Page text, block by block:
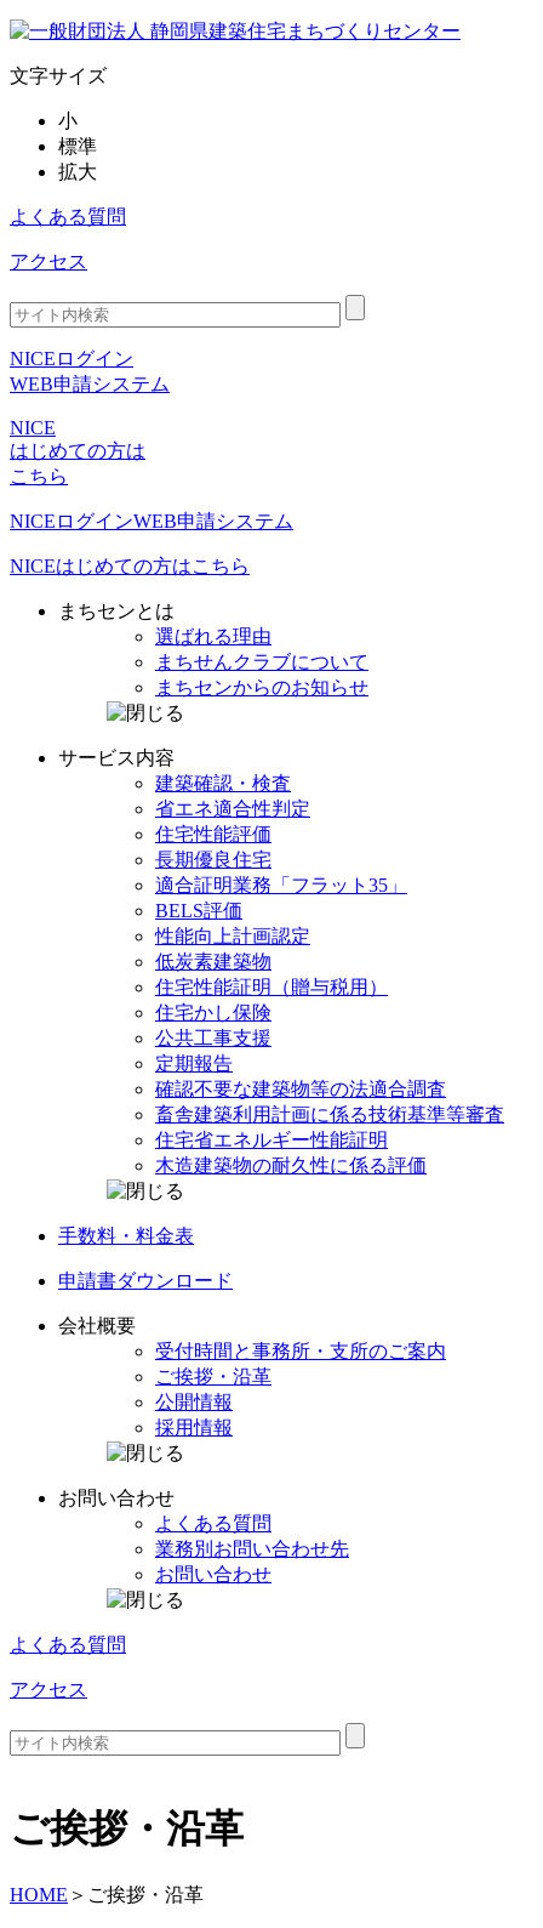
文字サイズ
小
標準
拡大
よくある質問
アクセス
NICEログイン
WEB申請システム
NICE
はじめての方は
こちら
NICEログインWEB申請システム
NICEはじめての方はこちら
まちセンとは
選ばれる理由
まちせんクラブについて
まちセンからのお知らせ
サービス内容
建築確認・検査
省エネ適合性判定
住宅性能評価
長期優良住宅
適合証明業務 「フラット35」
BELS評価
性能向上計画認定
低炭素建築物
住宅性能証明
（贈与税用）
住宅かし保険
公共工事支援
定期報告
確認不要な建築物等の法適合調査
畜舎建築利用計画に係る技術基準等審査
住宅省エネルギー性能証明
木造建築物の耐久性に係る評価
手数料・料金表
申請書ダウンロード
会社概要
受付時間と事務所・ 支所のご案内
ご挨拶・沿革
公開情報
採用情報
お問い合わせ
よくある質問
業務別 お問い合わせ先
お問い合わせ
よくある質問
アクセス
ご挨拶・沿革
HOME ＞ ご挨拶・沿革